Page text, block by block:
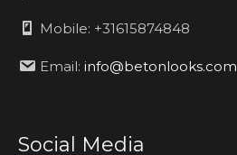
Mobile: +31615874848
Email: info@betonlooks.com
Social Media